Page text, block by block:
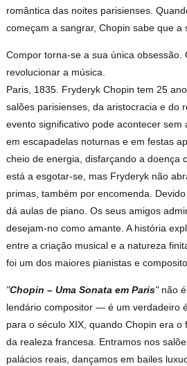
romântica das noites parisienses.
começam a sangrar, Chopin sabe que a
Compor torna-se a sua única obsessão.
revolucionar a música.
Paris, 1835. Fryderyk Chopin tem 25
salões parisienses, da aristocracia e do
evento significativo pode acontecer sem
em escapadelas noturnas e em festas
cheio de energia, disfarçando a doença
está a esgotar-se, mas Fryderyk não
primas, também por encomenda.
dá aulas de piano. Os seus amigos
desejam-no como amante. A história
entre a criação musical e a natureza
foi um dos maiores pianistas e
"Chopin – Uma Sonata em Paris"não é
lendário compositor — é um verdadeiro
para o século XIX, quando Chopin era o
da realeza francesa. Entramos nos
palácios reais, dançamos em bailes